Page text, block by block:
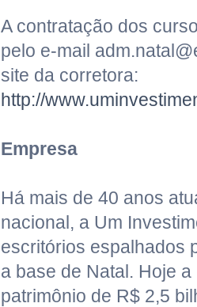
A contratação dos
pelo e-mail
site da corretora:
http://
Empresa
Há mais de 40 anos
nacional, a Um
escritórios espalhados
a base de Natal. Hoje
patrimônio de R$ 2,5